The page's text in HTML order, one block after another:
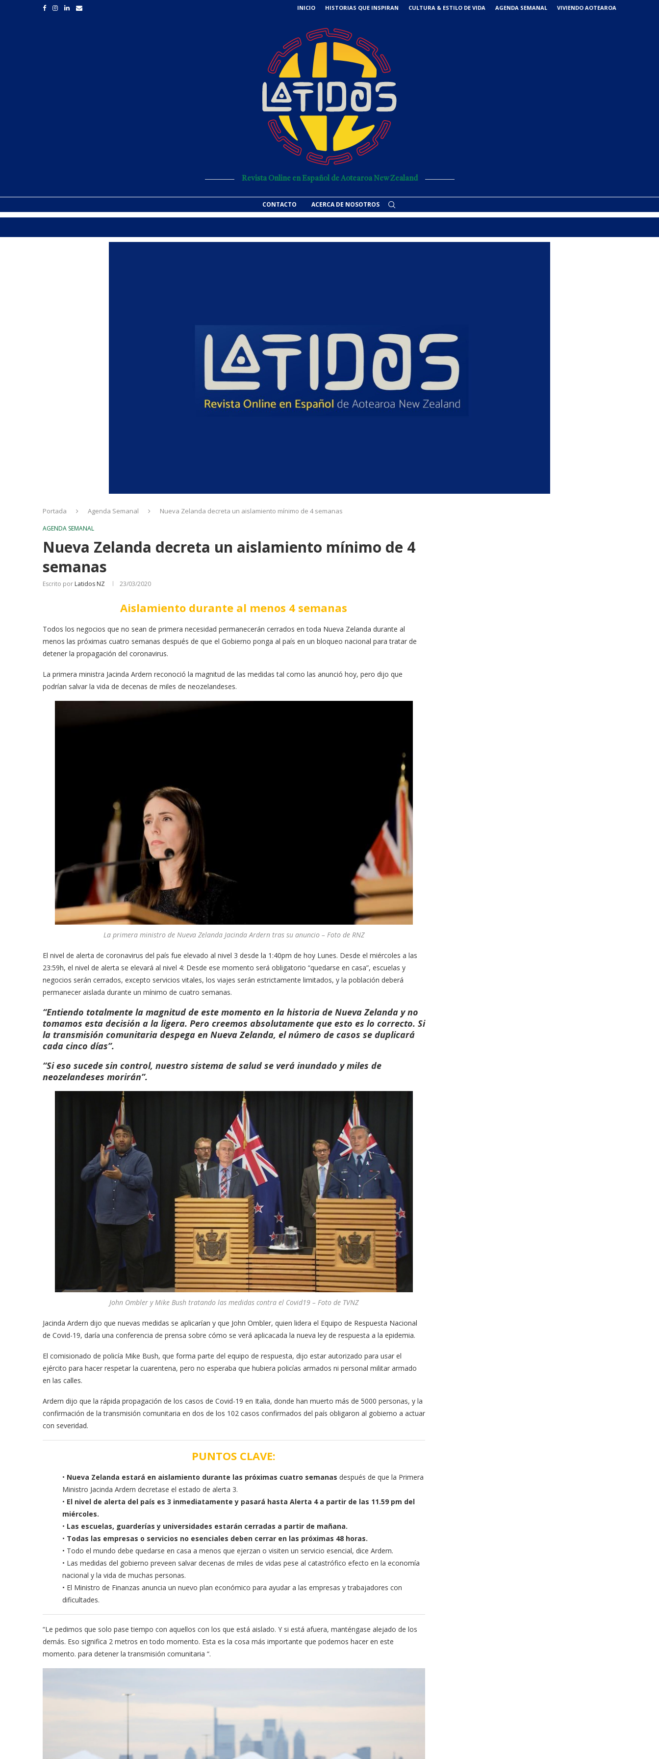
INICIO HISTORIAS QUE INSPIRAN CULTURA & ESTILO DE VIDA AGENDA SEMANAL VIVIENDO AOTEAROA
Revista Online en Español de Aotearoa New Zealand
CONTACTO ACERCA DE NOSOTROS
Portada Agenda Semanal Nueva Zelanda decreta un aislamiento mínimo de 4 semanas
AGENDA SEMANAL
Nueva Zelanda decreta un aislamiento mínimo de 4
semanas
Escrito por Latidos NZ 23/03/2020
Aislamiento durante al menos 4 semanas
Todos los negocios que no sean de primera necesidad permanecerán cerrados en toda Nueva Zelanda durante al
menos las próximas cuatro semanas después de que el Gobierno ponga al país en un bloqueo nacional para tratar de
detener la propagación del coronavirus.
La primera ministra Jacinda Ardern reconoció la magnitud de las medidas tal como las anunció hoy, pero dijo que
podrían salvar la vida de decenas de miles de neozelandeses.
La primera ministro de Nueva Zelanda Jacinda Ardern tras su anuncio – Foto de RNZ
El nivel de alerta de coronavirus del país fue elevado al nivel 3 desde la 1:40pm de hoy Lunes. Desde el miércoles a las
23:59h, el nivel de alerta se elevará al nivel 4: Desde ese momento será obligatorio “quedarse en casa”, escuelas y
negocios serán cerrados, excepto servicios vitales, los viajes serán estrictamente limitados, y la población deberá
permanecer aislada durante un mínimo de cuatro semanas.
“Entiendo totalmente la magnitud de este momento en la historia de Nueva Zelanda y no
tomamos esta decisión a la ligera. Pero creemos absolutamente que esto es lo correcto. Si
la transmisión comunitaria despega en Nueva Zelanda, el número de casos se duplicará
cada cinco días”.
“Si eso sucede sin control, nuestro sistema de salud se verá inundado y miles de
neozelandeses morirán”.
John Ombler y Mike Bush tratando las medidas contra el Covid19 – Foto de TVNZ
Jacinda Ardern dijo que nuevas medidas se aplicarían y que John Ombler, quien lidera el Equipo de Respuesta Nacional
de Covid-19, daría una conferencia de prensa sobre cómo se verá aplicacada la nueva ley de respuesta a la epidemia.
El comisionado de policía Mike Bush, que forma parte del equipo de respuesta, dijo estar autorizado para usar el
ejército para hacer respetar la cuarentena, pero no esperaba que hubiera policías armados ni personal militar armado
en las calles.
Ardern dijo que la rápida propagación de los casos de Covid-19 en Italia, donde han muerto más de 5000 personas, y la
confirmación de la transmisión comunitaria en dos de los 102 casos confirmados del país obligaron al gobierno a actuar
con severidad.
PUNTOS CLAVE:
• Nueva Zelanda estará en aislamiento durante las próximas cuatro semanas después de que la Primera
Ministro Jacinda Ardern decretase el estado de alerta 3.
• El nivel de alerta del país es 3 inmediatamente y pasará hasta Alerta 4 a partir de las 11.59 pm del
miércoles.
• Las escuelas, guarderías y universidades estarán cerradas a partir de mañana.
• Todas las empresas o servicios no esenciales deben cerrar en las próximas 48 horas.
• Todo el mundo debe quedarse en casa a menos que ejerzan o visiten un servicio esencial, dice Ardern.
• Las medidas del gobierno preveen salvar decenas de miles de vidas pese al catastrófico efecto en la economía
nacional y la vida de muchas personas.
• El Ministro de Finanzas anuncia un nuevo plan económico para ayudar a las empresas y trabajadores con
dificultades.
“Le pedimos que solo pase tiempo con aquellos con los que está aislado. Y si está afuera, manténgase alejado de los
demás. Eso significa 2 metros en todo momento. Esta es la cosa más importante que podemos hacer en este
momento. para detener la transmisión comunitaria “.